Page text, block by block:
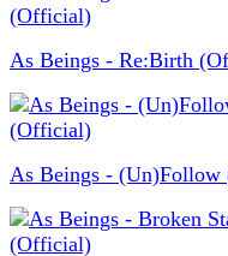
As Beings - Re:Birth
As Beings -